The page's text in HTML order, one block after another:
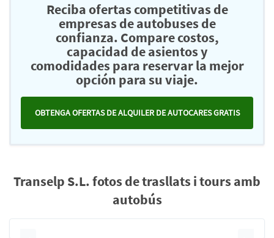
Reciba ofertas competitivas de
empresas de autobuses de
confianza. Compare costos,
capacidad de asientos y
comodidades para reservar la mejor
opción para su viaje.
OBTENGA OFERTAS DE ALQUILER DE AUTOCARES GRATIS
Transelp S.L. fotos de trasllats i tours amb
autobús